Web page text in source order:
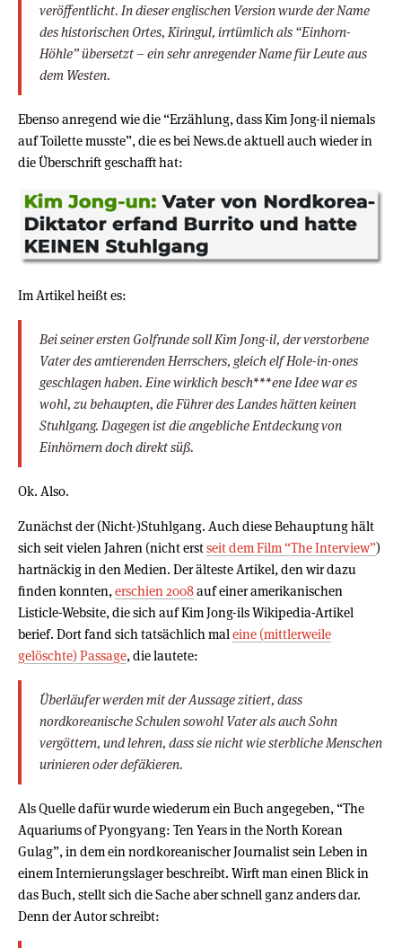
veröffentlicht. In dieser englischen Version wurde der Name
des historischen Ortes, Kiringul, irrtümlich als “Einhorn-
Höhle” übersetzt – ein sehr anregender Name für Leute aus
dem Westen.
Ebenso anregend wie die “Erzählung, dass Kim Jong-il niemals
auf Toilette musste”, die es bei News.de aktuell auch wieder in
die Überschrift geschafft hat:
Im Artikel heißt es:
Bei seiner ersten Golfrunde soll Kim Jong-il, der verstorbene
Vater des amtierenden Herrschers, gleich elf Hole-in-ones
geschlagen haben. Eine wirklich besch***ene Idee war es
wohl, zu behaupten, die Führer des Landes hätten keinen
Stuhlgang. Dagegen ist die angebliche Entdeckung von
Einhörnern doch direkt süß.
Ok. Also.
Zunächst der (Nicht-)Stuhlgang. Auch diese Behauptung hält
sich seit vielen Jahren (nicht erstseit dem Film “The Interview”)
hartnäckig in den Medien. Der älteste Artikel, den wir dazu
finden konnten,erschien 2008auf einer amerikanischen
Listicle-Website, die sich auf Kim Jong-ils Wikipedia-Artikel
berief. Dort fand sich tatsächlich maleine (mittlerweile
gelöschte) Passage, die lautete:
Überläufer werden mit der Aussage zitiert, dass
nordkoreanische Schulen sowohl Vater als auch Sohn
vergöttern, und lehren, dass sie nicht wie sterbliche Menschen
urinieren oder defäkieren.
Als Quelle dafür wurde wiederum ein Buch angegeben, “The
Aquariums of Pyongyang: Ten Years in the North Korean
Gulag”, in dem ein nordkoreanischer Journalist sein Leben in
einem Internierungslager beschreibt. Wirft man einen Blick in
das Buch, stellt sich die Sache aber schnell ganz anders dar.
Denn der Autor schreibt: